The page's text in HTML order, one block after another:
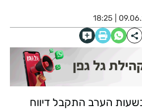
09.06.25 |
הערב התקבל דיווח